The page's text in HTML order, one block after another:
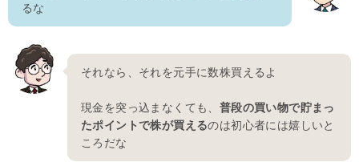
るな
それなら、それを元手に数株買えるよ
現金を突っ込まなくても、 普段の買い物で貯まっ
たポイントで株が買えるのは初心者には嬉しいと
ころだな